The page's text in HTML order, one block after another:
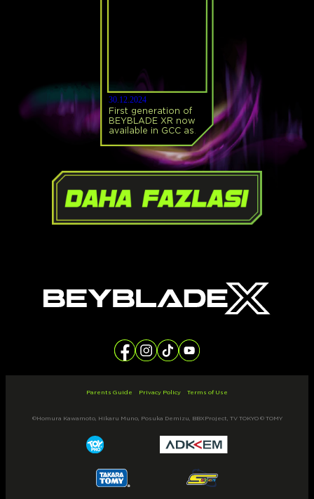
30.12.2024
First generation of
BEYBLADE XR now
available in GCC as
Parents Guide Privacy Policy Terms of Use
©Homura Kawamoto, Hikaru Muno, Posuka Demizu, BBXProject, TV TOKYO © TOMY